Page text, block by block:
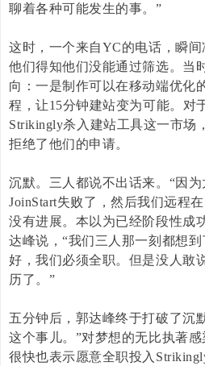
聊着各种可能发生的事。”
这时，一个来自YC的电话，瞬间
他们得知他们没能通过筛选。当
向：一是制作可以在移动端优化
程，让15分钟建站变为可能。对
Strikingly杀入建站工具这一市场
拒绝了他们的申请。
沉默。三人都说不出话来。“因为
JoinStart失败了，然后我们远程在
没有进展。本以为已经阶段性成
达峰说，“我们三人那一刻都想
好，我们必须全职。但是没人敢
历了。”
五分钟后，郭达峰终于打破了沉
这个事儿。”对梦想的无比执著
很快也表示愿意全职投入